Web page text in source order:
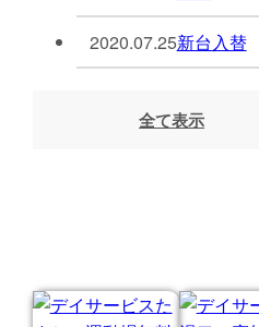
2020.07.25新台入替
全て表示